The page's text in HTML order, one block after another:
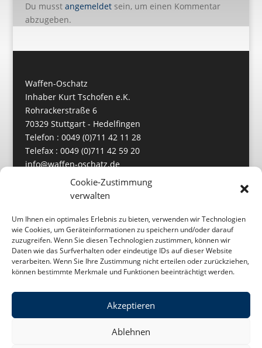
Cookie-Zustimmung
verwalten
Um Ihnen ein optimales Erlebnis zu bieten, verwenden wir Technologien
wie Cookies, um Geräteinformationen zu speichern und/oder darauf
zuzugreifen. Wenn Sie diesen Technologien zustimmen, können wir
Daten wie das Surfverhalten oder eindeutige IDs auf dieser Website
verarbeiten. Wenn Sie Ihre Zustimmung nicht erteilen oder zurückziehen,
können bestimmte Merkmale und Funktionen beeinträchtigt werden.
Akzeptieren
Ablehnen
Du musst angemeldetsein, um einen Kommentar
abzugeben.
Waffen-Oschatz
Inhaber Kurt Tschofen e.K.
Rohrackerstraße 6
70329 Stuttgart - Hedelfingen
Telefon : 0049 (0)711 42 11 28
Telefax : 0049 (0)711 42 59 20
info@waffen-oschatz.de
https://www.waffen-oschatz.de
Cookie-Richtlinie (EU)